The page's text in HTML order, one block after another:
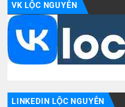
VK LỘC NGUYỄN
LINKEDIN LỘC NGUYỄN